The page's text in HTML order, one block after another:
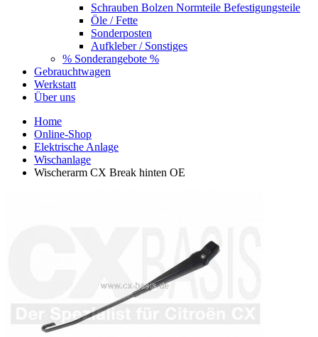
Schrauben Bolzen Normteile Befestigungsteile
Öle / Fette
Sonderposten
Aufkleber / Sonstiges
% Sonderangebote %
Gebrauchtwagen
Werkstatt
Über uns
Home
Online-Shop
Elektrische Anlage
Wischanlage
Wischerarm CX Break hinten OE